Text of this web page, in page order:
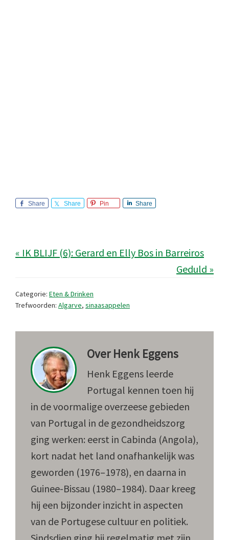
Share Share Pin Share
« IK BLIJF (6): Gerard en Elly Bos in Barreiros
Geduld »
Categorie: Eten & Drinken
Trefwoorden: Algarve, sinaasappelen
OverHenk Eggens
Henk Eggens leerde
Portugal kennen toen hij
in de voormalige overzeese gebieden
van Portugal in de gezondheidszorg
ging werken: eerst in Cabinda (Angola),
kort nadat het land onafhankelijk was
geworden (1976–1978), en daarna in
Guinee-Bissau (1980–1984). Daar kreeg
hij een bijzonder inzicht in aspecten
van de Portugese cultuur en politiek.